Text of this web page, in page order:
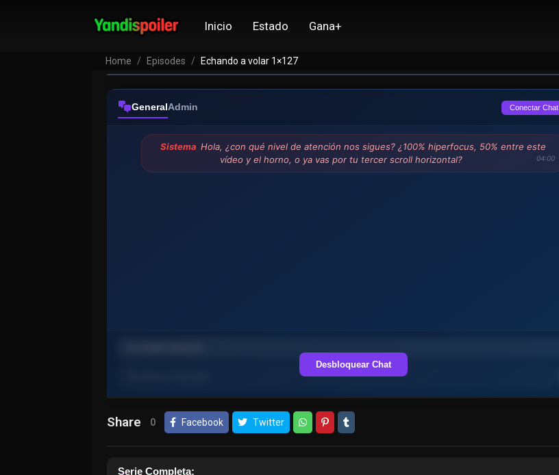
Inicio Estado Gana+
Home Episodes Echando a volar 1×127
GeneralAdmin Conectar Chat
Sistema Hola, ¿con qué nivel de atención nos sigues? ¿100% hiperfocus, 50% entre este
vídeo y el horno, o ya vas por tu tercer scroll horizontal?
04:00
Desbloquear Chat
Share 0 Facebook Twitter
Serie Completa: